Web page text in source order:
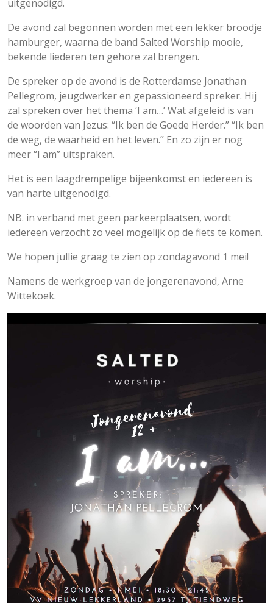
uitgenodigd.
De avond zal begonnen worden met een lekker broodje
hamburger, waarna de band Salted Worship mooie,
bekende liederen ten gehore zal brengen.
De spreker op de avond is de Rotterdamse Jonathan
Pellegrom, jeugdwerker en gepassioneerd spreker. Hij
zal spreken over het thema ‘I am…’ Wat afgeleid is van
de woorden van Jezus: “Ik ben de Goede Herder.” “Ik ben
de weg, de waarheid en het leven.” En zo zijn er nog
meer “I am” uitspraken.
Het is een laagdrempelige bijeenkomst en iedereen is
van harte uitgenodigd.
NB. in verband met geen parkeerplaatsen, wordt
iedereen verzocht zo veel mogelijk op de fiets te komen.
We hopen jullie graag te zien op zondagavond 1 mei!
Namens de werkgroep van de jongerenavond, Arne
Wittekoek.